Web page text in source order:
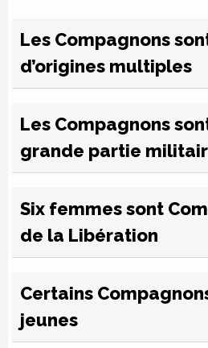
Les Compagnons
d’origines multiples
Les Compagnons
grande partie
Six femmes sont
de la Libération
Certains
jeunes